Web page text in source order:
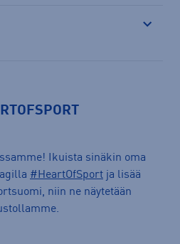
Ikuista sinäkin oma
#HeartOfSport ja lisää
niin ne näytetään